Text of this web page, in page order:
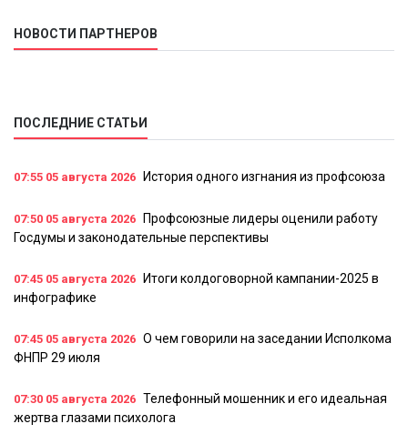
НОВОСТИ ПАРТНЕРОВ
ПОСЛЕДНИЕ СТАТЬИ
07:55 05 августа 2026 История одного изгнания из профсоюза
07:50 05 августа 2026
Профсоюзные лидеры оценили работу
Госдумы и законодательные перспективы
07:45 05 августа 2026
Итоги колдоговорной кампании-2025 в
инфографике
07:45 05 августа 2026 О чем говорили на заседании Исполкома
ФНПР 29 июля
07:30 05 августа 2026 Телефонный мошенник и его идеальная
жертва глазами психолога